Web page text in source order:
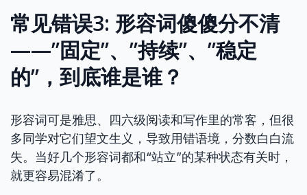
常见错误3: 形容词傻傻分不清
——”固定”、”持续”、”稳定
的”，到底谁是谁？
形容词可是雅思、四六级阅读和写作里的常客，但很
多同学对它们望文生义，导致用错语境，分数白白流
失。当好几个形容词都和“站立”的某种状态有关时，
就更容易混淆了。